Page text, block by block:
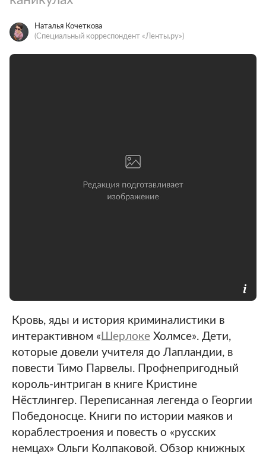
Наталья Кочеткова
(Специальный корреспондент «Ленты.ру»)
Кровь, яды и история криминалистики в
интерактивном « Шерлоке Холмсе». Дети,
которые довели учителя до Лапландии, в
повести Тимо Парвелы. Профнепригодный
король-интриган в книге Кристине
Нёстлингер. Переписанная легенда о Георгии
Победоносце. Книги по истории маяков и
кораблестроения и повесть о «русских
немцах» Ольги Колпаковой. Обзор книжных